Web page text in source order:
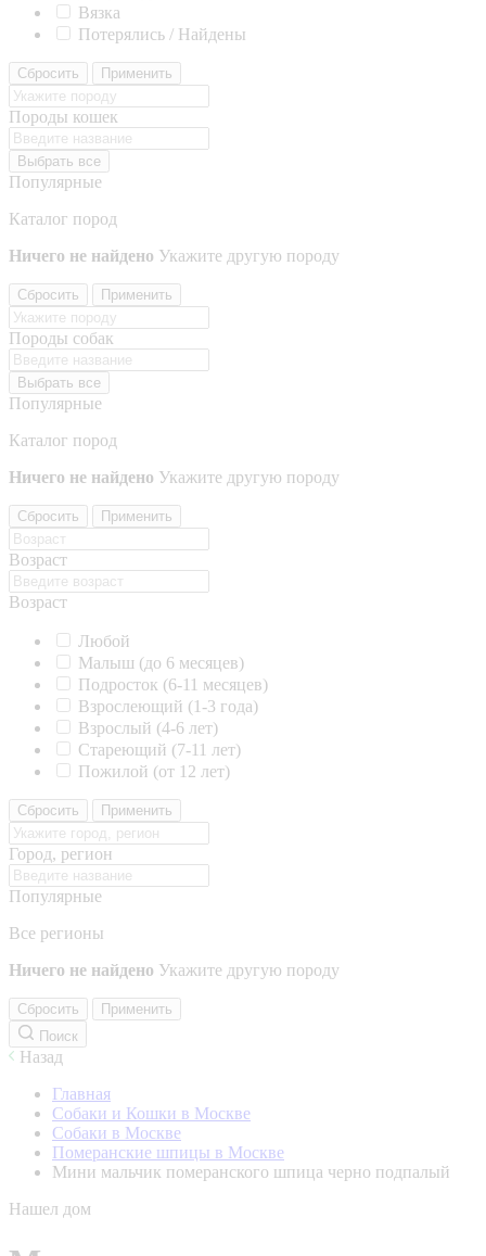
Вязка
Потерялись / Найдены
Сбросить Применить
Породы кошек
Выбрать все
Популярные
Каталог пород
Ничего не найдено Укажите другую породу
Сбросить Применить
Породы собак
Выбрать все
Популярные
Каталог пород
Ничего не найдено Укажите другую породу
Сбросить Применить
Возраст
Возраст
Любой
Малыш (до 6 месяцев)
Подросток (6-11 месяцев)
Взрослеющий (1-3 года)
Взрослый (4-6 лет)
Стареющий (7-11 лет)
Пожилой (от 12 лет)
Сбросить Применить
Город, регион
Популярные
Все регионы
Ничего не найдено Укажите другую породу
Сбросить
Применить
Поиск
Назад
Главная
Собаки и Кошки в Москве
Собаки в Москве
Померанские шпицы в Москве
Мини мальчик померанского шпица черно подпалый
Нашел дом